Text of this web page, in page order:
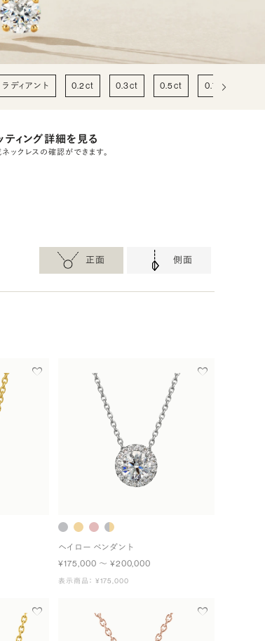
ラディアント 0.2ct 0.3ct 0.5ct 0.7ct
ティング詳細を見る
ネックレスの確認ができます。
正面 側面
ヘイロー ペンダント
¥175,000 〜 ¥200,000
表示商品： ¥175,000